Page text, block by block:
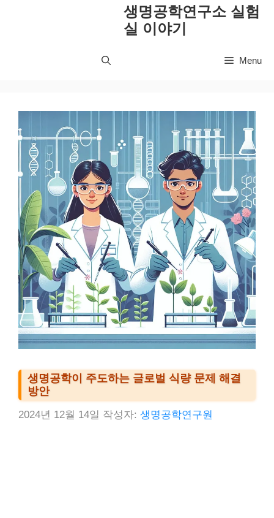
생명공학연구소 실험
실 이야기
Menu
생명공학이 주도하는 글로벌 식량 문제 해결
방안
2024년 12월 14일 작성자: 생명공학연구원